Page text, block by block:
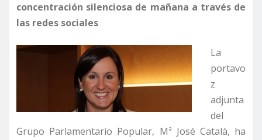
concentración silenciosa de mañana a través de
las redes sociales
La
portavo
z
adjunta
del
Grupo Parlamentario Popular, Mª José Català, ha